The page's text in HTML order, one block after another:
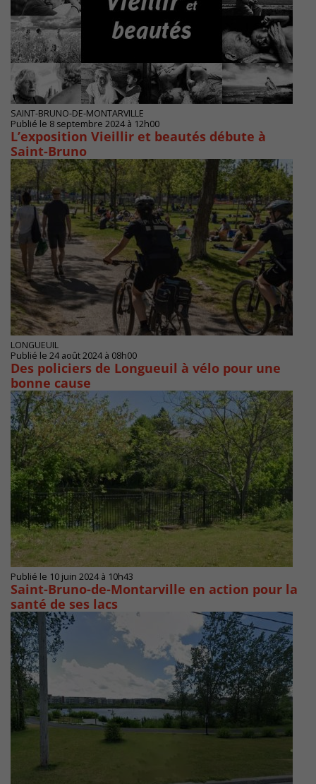
SAINT-BRUNO-DE-MONTARVILLE
Publié le 8 septembre 2024 à 12h00
L’exposition Vieillir et beautés débute à
Saint-Bruno
LONGUEUIL
Publié le 24 août 2024 à 08h00
Des policiers de Longueuil à vélo pour une
bonne cause
Publié le 10 juin 2024 à 10h43
Saint-Bruno-de-Montarville en action pour la
santé de ses lacs